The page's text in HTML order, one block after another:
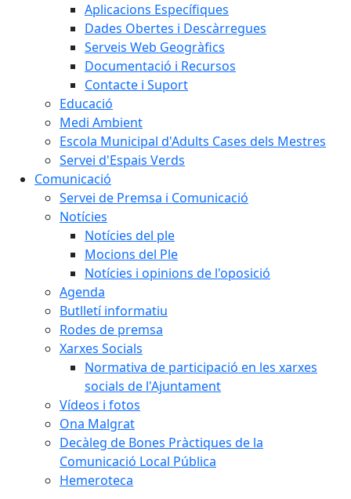
Aplicacions Específiques
Dades Obertes i Descàrregues
Serveis Web Geogràfics
Documentació i Recursos
Contacte i Suport
Educació
Medi Ambient
Escola Municipal d'Adults Cases dels Mestres
Servei d'Espais Verds
Comunicació
Servei de Premsa i Comunicació
Notícies
Notícies del ple
Mocions del Ple
Notícies i opinions de l'oposició
Agenda
Butlletí informatiu
Rodes de premsa
Xarxes Socials
Normativa de participació en les xarxes
socials de l'Ajuntament
Vídeos i fotos
Ona Malgrat
Decàleg de Bones Pràctiques de la
Comunicació Local Pública
Hemeroteca